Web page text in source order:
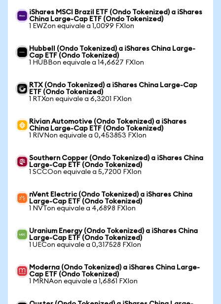
iShares MSCI Brazil ETF (Ondo Tokenized) a iShares
China Large-Cap ETF (Ondo Tokenized)
1 EWZon equivale a 1,0099 FXIon
Hubbell (Ondo Tokenized) a iShares China Large-
Cap ETF (Ondo Tokenized)
1 HUBBon equivale a 14,6627 FXIon
RTX (Ondo Tokenized) a iShares China Large-Cap
ETF (Ondo Tokenized)
1 RTXon equivale a 6,3201 FXIon
Rivian Automotive (Ondo Tokenized) a iShares
China Large-Cap ETF (Ondo Tokenized)
1 RIVNon equivale a 0,453853 FXIon
Southern Copper (Ondo Tokenized) a iShares China
Large-Cap ETF (Ondo Tokenized)
1 SCCOon equivale a 5,7200 FXIon
nVent Electric (Ondo Tokenized) a iShares China
Large-Cap ETF (Ondo Tokenized)
1 NVTon equivale a 4,6898 FXIon
Uranium Energy (Ondo Tokenized) a iShares China
Large-Cap ETF (Ondo Tokenized)
1 UECon equivale a 0,317528 FXIon
Moderna (Ondo Tokenized) a iShares China Large-
Cap ETF (Ondo Tokenized)
1 MRNAon equivale a 1,6861 FXIon